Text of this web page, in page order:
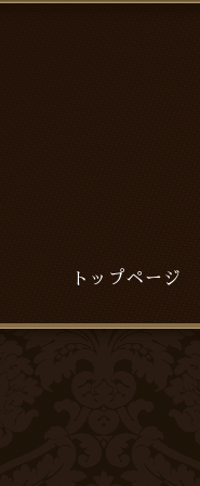
トップページ